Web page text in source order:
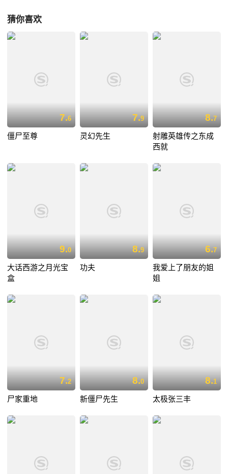
猜你喜欢
7.6
僵尸至尊
7.9
灵幻先生
8.7
射雕英雄传之东成
西就
9.0
大话西游之月光宝
盒
8.9
功夫
6.7
我爱上了朋友的姐
姐
7.2
尸家重地
8.0
新僵尸先生
8.1
太极张三丰